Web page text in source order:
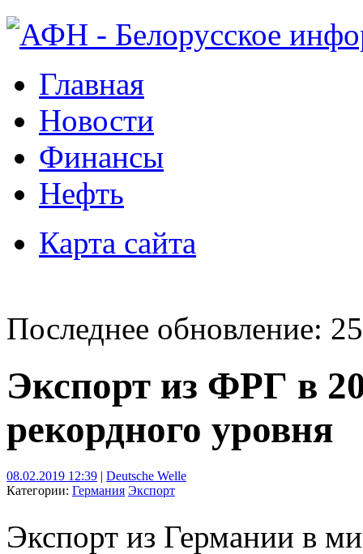
Главная
Новости
Финансы
Нефть
Карта сайта
Последнее обновление:
Экспорт из ФРГ в
рекордного уровня
08.02.2019 12:39 | Deutsche Welle
Категории: Германия Экспорт
Экспорт из Германии в